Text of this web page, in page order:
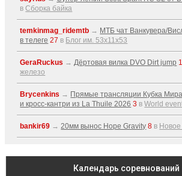
вСборка байка
temkinmag_ridemtb → МТБ чат Ванкувера/
в телеге 27 в Блог им. 53x11x53
GeraRuckus →Дёртовая вилка DVO Dirt jump
железо
Brycenkins → Прямые трансляции Кубка
и кросс-кантри из La Thuile 2026 3 вWorld
bankir69 →20мм вынос Hope Gravity 8 в